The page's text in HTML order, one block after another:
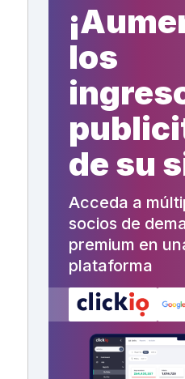
los
de su
Acceda a
socios de
premium en
plataforma